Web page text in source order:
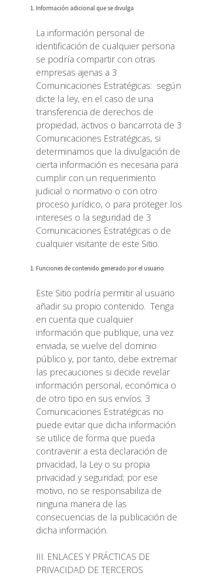
Información adicional que se divulga
La información personal de
identificación de cualquier persona
se podría compartir con otras
empresas ajenas a 3
Comunicaciones Estratégicas: según
dicte la ley, en el caso de una
transferencia de derechos de
propiedad, activos o bancarrota de 3
Comunicaciones Estratégicas, si
determinamos que la divulgación de
cierta información es necesaria para
cumplir con un requerimiento
judicial o normativo o con otro
proceso jurídico, o para proteger los
intereses o la seguridad de 3
Comunicaciones Estratégicas o de
cualquier visitante de este Sitio.
Funciones de contenido generado por el usuario
Este Sitio podría permitir al usuario
añadir su propio contenido. Tenga
en cuenta que cualquier
información que publique, una vez
enviada, se vuelve del dominio
público y, por tanto, debe extremar
las precauciones si decide revelar
información personal, económica o
de otro tipo en sus envíos. 3
Comunicaciones Estratégicas no
puede evitar que dicha información
se utilice de forma que pueda
contravenir a esta declaración de
privacidad, la Ley o su propia
privacidad y seguridad; por ese
motivo, no se responsabiliza de
ninguna manera de las
consecuencias de la publicación de
dicha información.
III. ENLACES Y PRÁCTICAS DE
PRIVACIDAD DE TERCEROS